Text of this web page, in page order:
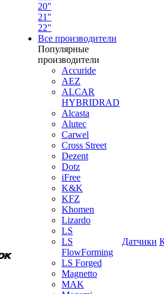
20"
21"
22"
Все производители
Популярные
производители
Accuride
AEZ
ALCAR
HYBRIDRAD
Alcasta
Alutec
Carwel
Cross Street
Dezent
Dotz
iFree
K&K
KFZ
Khomen
Lizardo
LS
LS
FlowForming
LS Forged
Magnetto
MAK
Датчики